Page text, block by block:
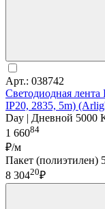
Арт.: 038742
Светодиодная
IP20, 2835, 5m)
Day | Дневной 5000
1 66084
₽/м
Пакет (полиэтилен)
8 30420₽